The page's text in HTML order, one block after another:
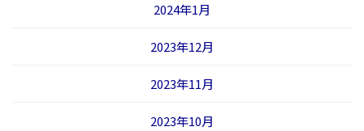
2024年1月
2023年12月
2023年11月
2023年10月